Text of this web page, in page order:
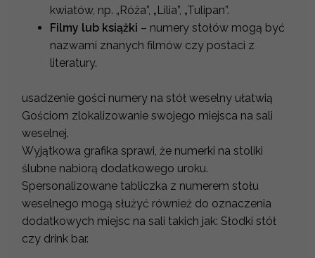
kwiatów, np. „Róża”, „Lilia”, „Tulipan”.
Filmy lub książki – numery stołów mogą być
nazwami znanych filmów czy postaci z
literatury.
usadzenie gości numery na stół weselny ułatwią
Gościom zlokalizowanie swojego miejsca na sali
weselnej.
Wyjątkowa grafika sprawi, że numerki na stoliki
ślubne nabiorą dodatkowego uroku.
Spersonalizowane tabliczka z numerem stołu
weselnego mogą służyć również do oznaczenia
dodatkowych miejsc na sali takich jak: Słodki stół
czy drink bar.